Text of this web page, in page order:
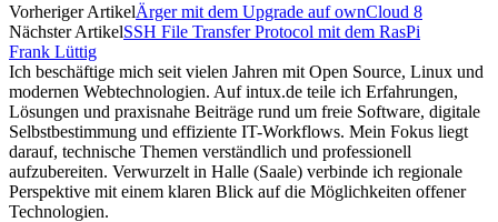
Vorheriger ArtikelÄrger mit dem Upgrade auf ownCloud 8
Nächster ArtikelSSH File Transfer Protocol mit dem RasPi
Frank Lüttig
Ich beschäftige mich seit vielen Jahren mit Open Source, Linux und
modernen Webtechnologien. Auf intux.de teile ich Erfahrungen,
Lösungen und praxisnahe Beiträge rund um freie Software, digitale
Selbstbestimmung und effiziente IT-Workflows. Mein Fokus liegt
darauf, technische Themen verständlich und professionell
aufzubereiten. Verwurzelt in Halle (Saale) verbinde ich regionale
Perspektive mit einem klaren Blick auf die Möglichkeiten offener
Technologien.